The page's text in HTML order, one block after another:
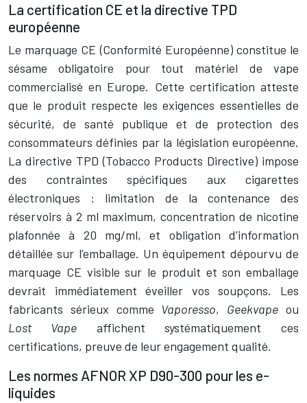
La certification CE et la directive TPD
européenne
Le marquage CE (Conformité Européenne) constitue le
sésame obligatoire pour tout matériel de vape
commercialisé en Europe. Cette certification atteste
que le produit respecte les exigences essentielles de
sécurité, de santé publique et de protection des
consommateurs définies par la législation européenne.
La directive TPD (Tobacco Products Directive) impose
des contraintes spécifiques aux cigarettes
électroniques : limitation de la contenance des
réservoirs à 2 ml maximum, concentration de nicotine
plafonnée à 20 mg/ml, et obligation d’information
détaillée sur l’emballage. Un équipement dépourvu de
marquage CE visible sur le produit et son emballage
devrait immédiatement éveiller vos soupçons. Les
fabricants sérieux comme Vaporesso, Geekvape ou
Lost Vapeaffichent systématiquement ces
certifications, preuve de leur engagement qualité.
Les normes AFNOR XP D90-300 pour les e-
liquides